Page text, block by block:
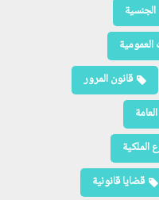
قانون المرور
الملكية
قضايا قانونية